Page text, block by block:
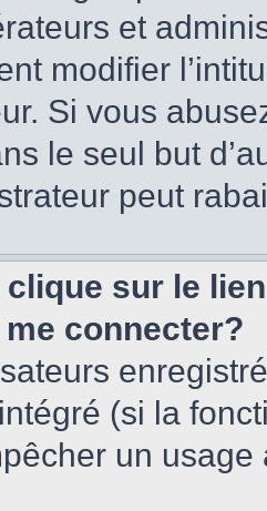
et
modifier
Si vous
le seul but
peut
clique sur le
connecter?
(si la
un